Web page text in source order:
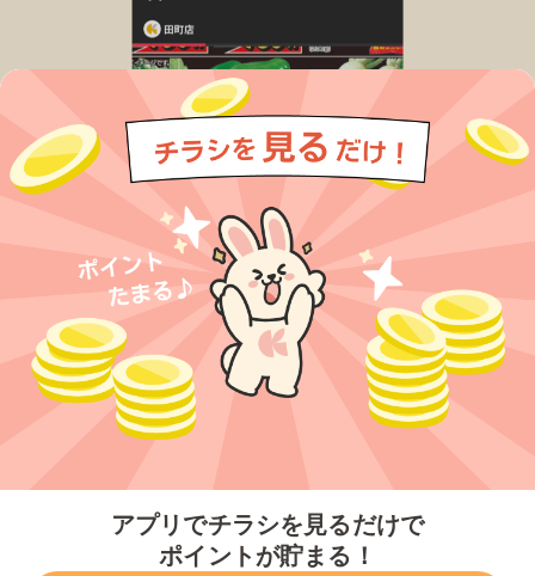
アプリでチラシを見るだけで
ポイントが貯まる！